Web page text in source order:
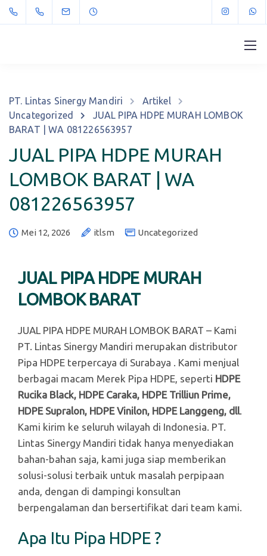
PT. Lintas Sinergy Mandiri
Artikel
Uncategorized
JUAL PIPA HDPE MURAH LOMBOK
BARAT | WA 081226563957
JUAL PIPA HDPE MURAH
LOMBOK BARAT | WA
081226563957
Mei 12, 2026 itlsm Uncategorized
JUAL PIPA HDPE MURAH
LOMBOK BARAT
JUAL PIPA HDPE MURAH LOMBOK BARAT – Kami
PT. Lintas Sinergy Mandiri merupakan distributor
Pipa HDPE terpercaya di Surabaya . Kami menjual
berbagai macam Merek Pipa HDPE, seperti HDPE
Rucika Black, HDPE Caraka, HDPE Trilliun Prime,
HDPE Supralon, HDPE Vinilon, HDPE Langgeng, dll.
Kami kirim ke seluruh wilayah di Indonesia. PT.
Lintas Sinergy Mandiri tidak hanya menyediakan
bahan-bahan saja, kami juga siap memberikan
solusi-solusi terbaik untuk masalah perpipaan
anda, dengan di dampingi konsultan
berpengalaman dan bersertifikat dari team kami.
Apa Itu Pipa HDPE ?